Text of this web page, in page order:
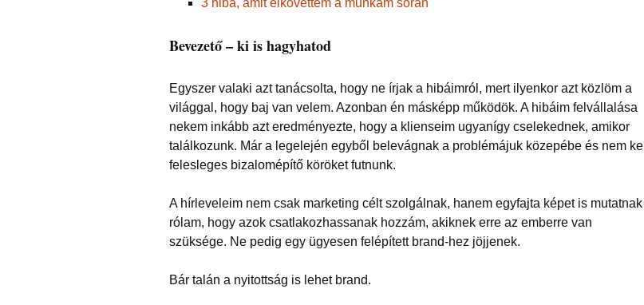
3 hiba, amit elkövettem a munkám során
Bevezető – ki is hagyhatod
Egyszer valaki azt tanácsolta, hogy ne írjak a hibáimról, mert ilyenkor azt közlöm a
világgal, hogy baj van velem. Azonban én másképp működök. A hibáim felvállalása
nekem inkább azt eredményezte, hogy a klienseim ugyanígy cselekednek, amikor
találkozunk. Már a legelején egyből belevágnak a problémájuk közepébe és nem kell
felesleges bizalomépítő köröket futnunk.
A hírleveleim nem csak marketing célt szolgálnak, hanem egyfajta képet is mutatnak
rólam, hogy azok csatlakozhassanak hozzám, akiknek erre az emberre van
szüksége. Ne pedig egy ügyesen felépített brand-hez jöjjenek.
Bár talán a nyitottság is lehet brand.